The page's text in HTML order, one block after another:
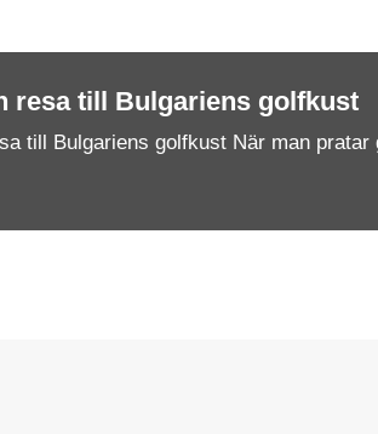
resa till Bulgariens golfkust
till Bulgariens golfkust När man